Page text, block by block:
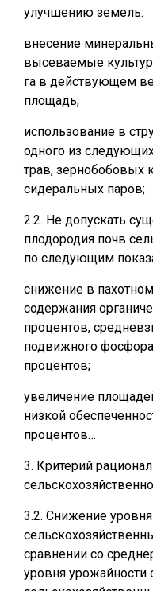
улучшению земель:
внесение
высеваемые
га в действующем
площадь;
использование в
одного из
трав, зернобобовых
сидеральных паров;
2.2. Не допускать
плодородия почв
по следующим
снижение в
содержания
процентов,
подвижного
процентов;
увеличение
низкой
процентов…
3. Критерий
3.2. Снижение
сравнении со
уровня урожайности